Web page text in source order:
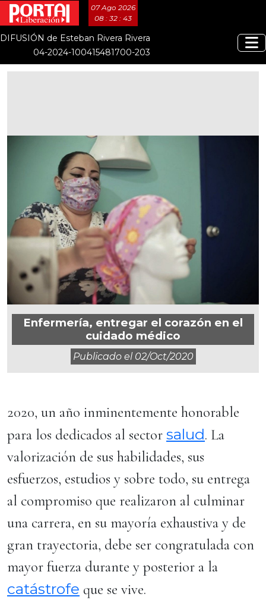
07 Ago 2026
08 : 32 : 45
DIFUSIÓN de Esteban Rivera Rivera
04-2024-100415481700-203
Enfermería, entregar el corazón en el
cuidado médico
Publicado el 02/oct/2020
2020, un año inminentemente honorable
para los dedicados al sector salud. La
valorización de sus habilidades, sus
esfuerzos, estudios y sobre todo, su entrega
al compromiso que realizaron al culminar
una carrera, en su mayoría exhaustiva y de
gran trayectoria, debe ser congratulada con
mayor fuerza durante y posterior a la
catástrofe que se vive.